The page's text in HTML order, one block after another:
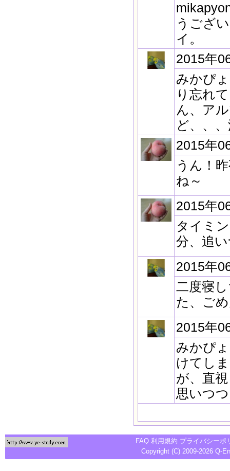
うござ
イ。
2015年
みかぴ
り忘れ
ん、ア
ど、、
2015年
うん！
ね～
2015年
タイミ
分、追
2015年
二度寝
た、ご
2015年
みかぴ
けてし
が、直
思いつ
FAQ 利用規約 プライバシーポ
Copyright (C) 2009-2026 Q-